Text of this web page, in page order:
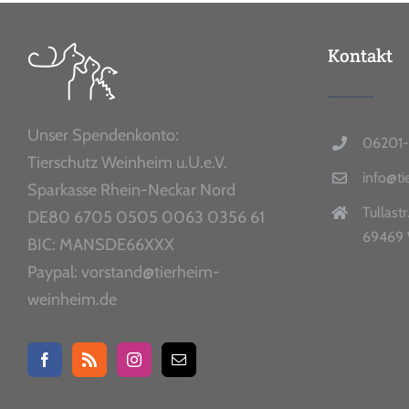
Unser Spendenkonto:
Tierschutz Weinheim u.U.e.V.
Sparkasse Rhein-Neckar Nord
DE80 6705 0505 0063 0356 61
BIC: MANSDE66XXX
Paypal: vorstand@tierheim-
weinheim.de
Kontakt
69469